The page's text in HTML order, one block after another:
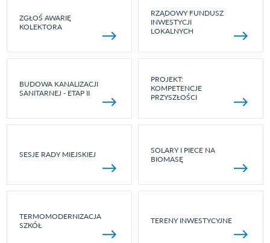
ZGŁOŚ AWARIĘ
KOLEKTORA
RZĄDOWY FUNDUSZ
INWESTYCJI
LOKALNYCH
BUDOWA KANALIZACJI
SANITARNEJ - ETAP II
PROJEKT:
KOMPETENCJE
PRZYSZŁOŚCI
SESJE RADY MIEJSKIEJ
SOLARY I PIECE NA
BIOMASĘ
TERMOMODERNIZACJA
SZKÓŁ
TERENY INWESTYCYJNE